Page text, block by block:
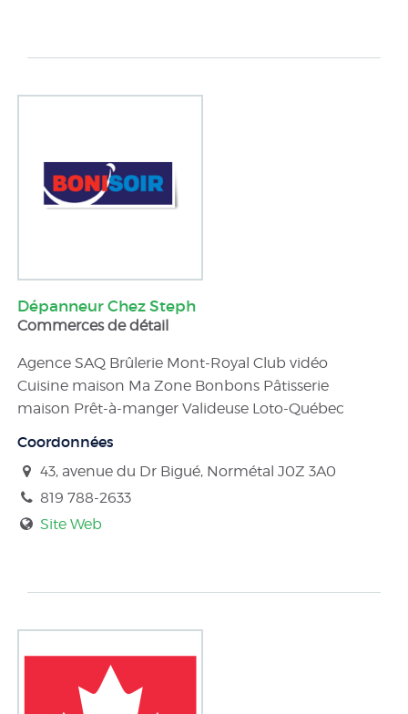
Dépanneur Chez Steph
Commerces de détail
Agence SAQ Brûlerie Mont-Royal Club vidéo
Cuisine maison Ma Zone Bonbons Pâtisserie
maison Prêt-à-manger Valideuse Loto-Québec
Coordonnées
43, avenue du Dr Bigué, Normétal J0Z 3A0
819 788-2633
Site Web